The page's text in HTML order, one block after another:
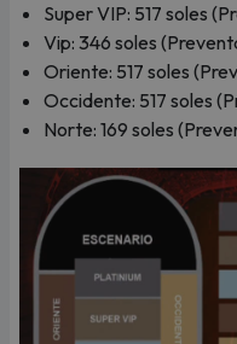
Super VIP: 517 soles
Vip: 346 soles
Oriente: 517 soles
Occidente: 517 soles
Norte: 169 soles